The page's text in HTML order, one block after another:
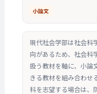
小論文
現代社会学部は社会科
向があるため、社会科
扱う教材を軸に、小論
きる教材を組み合わせ
科を志望する場合は、